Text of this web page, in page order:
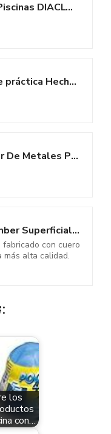
Cloro Total para Piscinas DIACLOR PS 10 Efectos 1 KG - 10 Pastillas de...
POOLPO Cuero de práctica Hecho a Mano de Cuero de Vaca para la...
POOLPO Detector De Metales Profesional, TX-850 Detector de Metales...
POOLPO Color Umber Superficial Brillante Material del Arte del Cuero...
con cuero
más alta calidad.
los
con…